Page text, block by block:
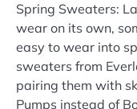
Spring Sweaters:
wear on its own,
easy to wear into
sweaters from
pairing them with
Pumps instead of